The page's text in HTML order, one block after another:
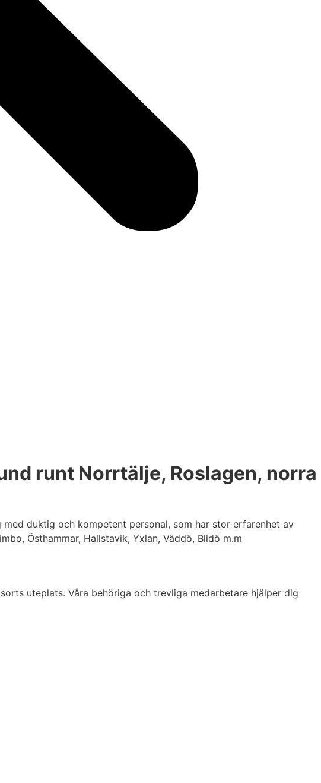
runt Norrtälje, Roslagen, norra
duktig och kompetent personal, som har stor erfarenhet av
Östhammar, Hallstavik, Yxlan, Väddö, Blidö m.m
uteplats. Våra behöriga och trevliga medarbetare hjälper dig